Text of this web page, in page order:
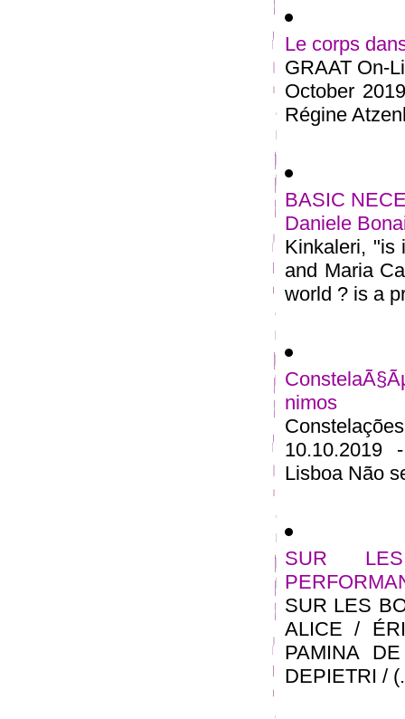
Le corps
GRAAT On-
October
Régine
BASIC
Daniele
Kinkaleri, "is
and Maria
world ? is a
nimos
10.10.2019
Lisboa Não
SUR
SUR LES
ALICE /
PAMINA
DEPIETRI /